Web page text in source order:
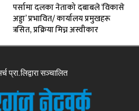
पर्सामा दलका नेताको दबाबले ‘विकासे
अड्डा’ प्रभावित/ कार्यालय प्रमुखहरू
त्रसित, प्रक्रिया मिच्न अस्वीकार
प्रा.लिद्वारा सञ्चालित